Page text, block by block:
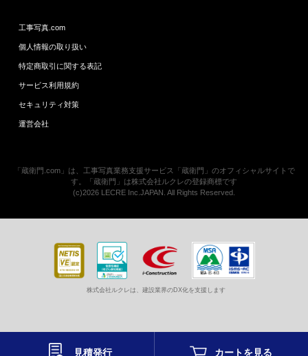
見積発行 カートを見る
工事写真.com
個人情報の取り扱い
特定商取引に関する表記
サービス利用規約
セキュリティ対策
運営会社
「蔵衛門.com」は、工事写真業務支援サービス「蔵衛門」のオフィシャルサイトで
す。「蔵衛門」は株式会社ルクレの登録商標です
(c)2026 LECRE Inc.JAPAN. All Rights Reserved.
株式会社ルクレは、建設業界のDX化を支援します